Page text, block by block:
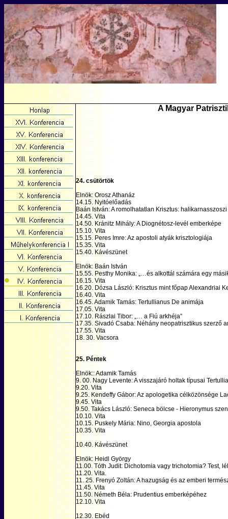
A Magyar
24. csütörtök
Elnök: Orosz Athanáz
14.15. Nyitóelőadás
Baán István: A romolhatatlan Krisztus:
14.45. Vita
14.50. Kránitz Mihály: A Diognétosz-levél emberképe
15.10. Vita
15.15. Peres Imre: Az apostoli atyák krisztologiája
15.35. Vita
15.40. Kávészünet
Elnök: Baán István
15.55. Pesthy Monika: „…és alkottál számára egy
16.15. Vita
16.20. Dózsa László: Krisztus mint főpap Alexandriai
16.40. Vita
16.45. Adamik Tamás: Tertullianus De animája
17.05. Vita
17.10. Rászlai Tibor: „… a Fiú arkhéja”
17.35. Sivadó Csaba: Néhány neopatrisztikus szerző
17.55. Vita
18. 30. Vacsora
25. Péntek
Elnök:: Adamik Tamás
9. 00. Nagy Levente: A visszajáró holtak típusai
9.20. Vita
9.25. Kendeffy Gábor: Az apologetika célközönsége
9.45. Vita
9.50. Takács László: Seneca bölcse - Hieronymus
10.10. Vita
10.15. Puskely Mária: Nino, Georgia apostola
10.35. Vita
10.40. Kávészünet
Elnök: Heidl György
11.00. Tóth Judit: Dichotomia vagy trichotomia? Test,
11.20. Vita.
11. 25. Frenyó Zoltán: A hazugság és az emberi
11.45. Vita
11.50. Németh Béla: Prudentius emberképéhez
12.10. Vita
12.30. Ebéd